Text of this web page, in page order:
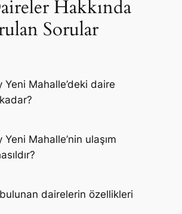
Hakkında
Sorular
Yeni Mahalle’deki daire
Yeni Mahalle’nin ulaşım
dairelerin özellikleri